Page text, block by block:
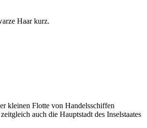
Haar kurz.
kleinen Flotte von Handelsschiffen
auch die Hauptstadt des Inselstaates